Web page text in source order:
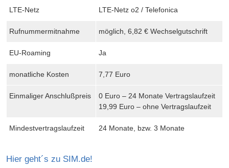
LTE-Netz LTE-Netz o2 / Telefonica
Rufnummermitnahme möglich, 6,82 € Wechselgutschrift
EU-Roaming Ja
monatliche Kosten 7,77 Euro
Einmaliger Anschlußpreis
0 Euro – 24 Monate Vertragslaufzeit
19,99 Euro – ohne Vertragslaufzeit
Mindestvertragslaufzeit 24 Monate, bzw. 3 Monate
Hier geht´s zu SIM.de!